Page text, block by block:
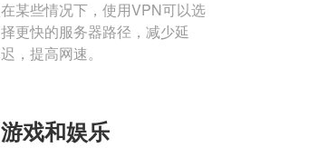
在某些情况下，使用VPN可以选
择更快的服务器路径，减少延
迟，提高网速。
游戏和娱乐